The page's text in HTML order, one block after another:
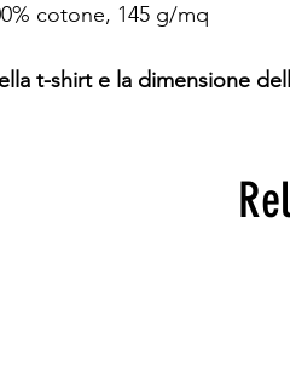
cotone, 145 g/mq
t-shirt e la dimensione